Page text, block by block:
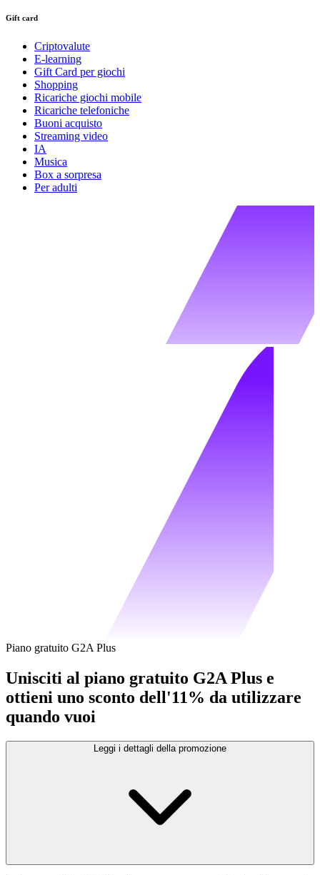
Gift card
Criptovalute
E-learning
Gift Card per giochi
Shopping
Ricariche giochi mobile
Ricariche telefoniche
Buoni acquisto
Streaming video
IA
Musica
Box a sorpresa
Per adulti
Piano gratuito G2A Plus
Unisciti al piano gratuito G2A Plus e
ottieni uno sconto dell'11% da utilizzare
quando vuoi
Leggi i dettagli della promozione